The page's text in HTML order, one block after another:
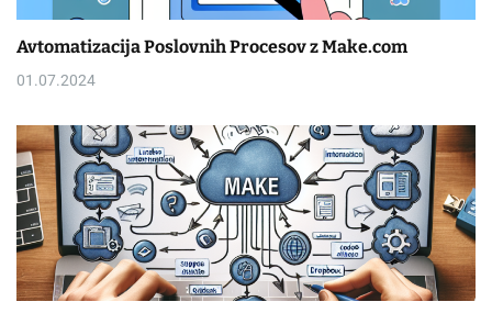
Avtomatizacija Poslovnih Procesov z Make.com
01.07.2024